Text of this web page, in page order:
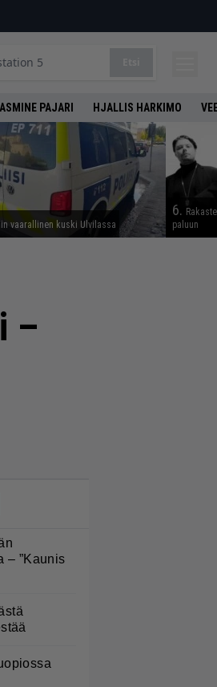
PAJARI HJALLIS HARKIMO
vaarallinen kuski Ulvilassa
6.
paluun
–
– ”Kaunis